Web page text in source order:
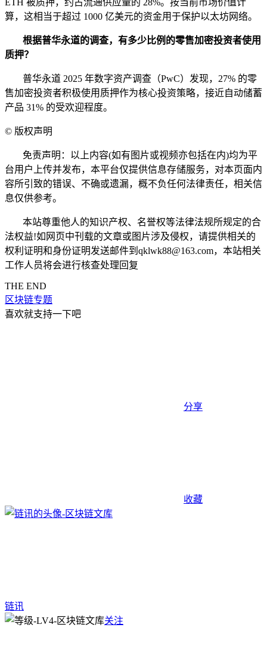
算，这相当于超过 1000 亿美元的资金用于保护以太坊网络。
根据普华永道的调查，有多少比例的零售加密投资者使用
质押？
普华永道 2025 年数字资产调查（PwC）发现，27% 的零
售加密投资者积极使用质押作为核心投资策略，接近自动储蓄
产品 31% 的受欢迎程度。
© 版权声明
免责声明：以上内容(如有图片或视频亦包括在内)均为平
台用户上传并发布，本平台仅提供信息存储服务，对本页面内
容所引致的错误、不确或遗漏，概不负任何法律责任，相关信
息仅供参考。
本站尊重他人的知识产权、名誉权等法律法规所规定的合
法权益!如网页中刊载的文章或图片涉及侵权，请提供相关的
权利证明和身份证明发送邮件到qklwk88@163.com，本站相关
工作人员将会进行核查处理回复
THE END
区块链专题
喜欢就支持一下吧
分享
收藏
链讯
关注